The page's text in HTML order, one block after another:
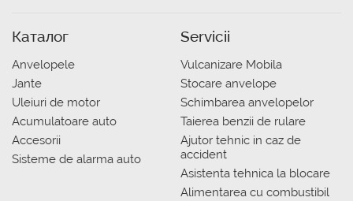
Каталог
Anvelopele
Jante
Uleiuri de motor
Acumulatoare auto
Accesorii
Sisteme de alarma auto
Servicii
Vulcanizare Mobila
Stocare anvelope
Schimbarea anvelopelor
Taierea benzii de rulare
Ajutor tehnic in caz de
accident
Asistenta tehnica la blocare
Alimentarea cu combustibil